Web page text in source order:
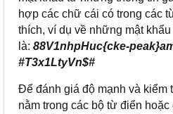
hợp các chữ cái có trong các
thích, ví dụ về những mật khẩu
là: 88V1nhpHuc{cke-
#T3x1LtyVn$#
Để đánh giá độ mạnh và kiểm
nằm trong các bộ từ điển